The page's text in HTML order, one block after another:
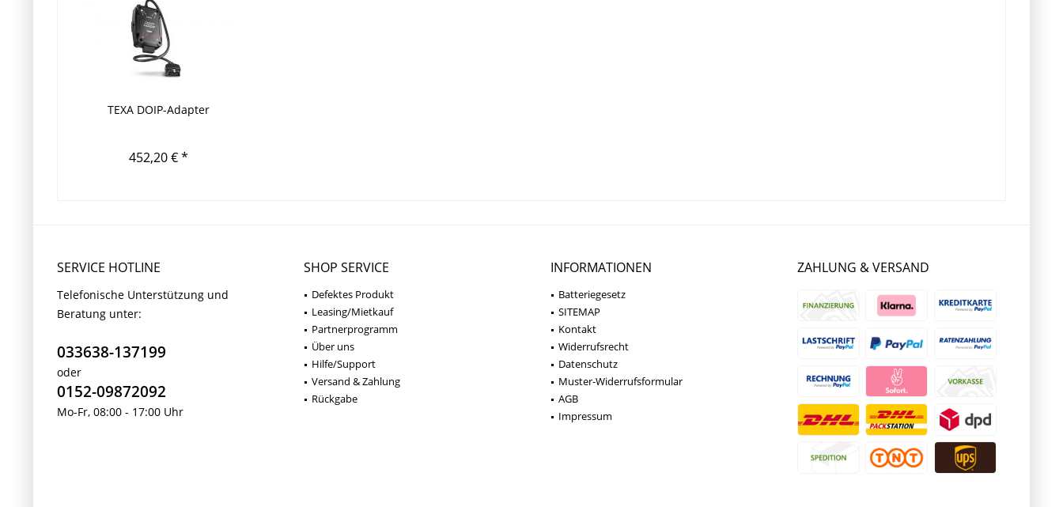
TEXA DOIP-Adapter
452,20 € *
SERVICE HOTLINE
Telefonische Unterstützung und
Beratung unter:
033638-137199
oder
0152-09872092
Mo-Fr, 08:00 - 17:00 Uhr
SHOP SERVICE
Defektes Produkt
Leasing/Mietkauf
Partnerprogramm
Über uns
Hilfe/Support
Versand & Zahlung
Rückgabe
INFORMATIONEN
Batteriegesetz
SITEMAP
Kontakt
Widerrufsrecht
Datenschutz
Muster-Widerrufsformular
AGB
Impressum
ZAHLUNG & VERSAND